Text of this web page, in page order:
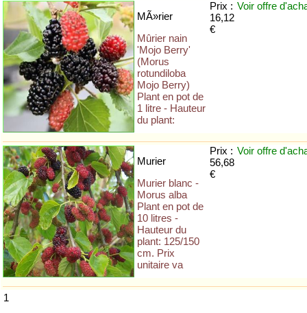
MÃ»rier
Mûrier nain
'Mojo Berry'
(Morus
rotundiloba
Mojo Berry)
Plant en pot de
1 litre - Hauteur
du plant:
Prix :
16,12
€
Voir offre
Murier
Murier blanc -
Morus alba
Plant en pot de
10 litres -
Hauteur du
plant: 125/150
cm. Prix
unitaire va
Prix :
56,68
€
Voir offre
1